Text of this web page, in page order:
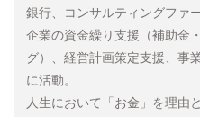
銀行、コンサルティングファ
企業の資金繰り支援（補助金
グ）、経営計画策定支援、事
に活動。
人生において「お金」を理由